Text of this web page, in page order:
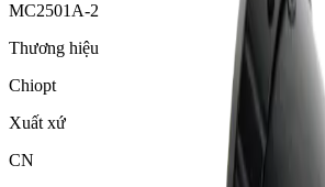
MC2501A-2
Thương hiệu
Chiopt
Xuất xứ
CN